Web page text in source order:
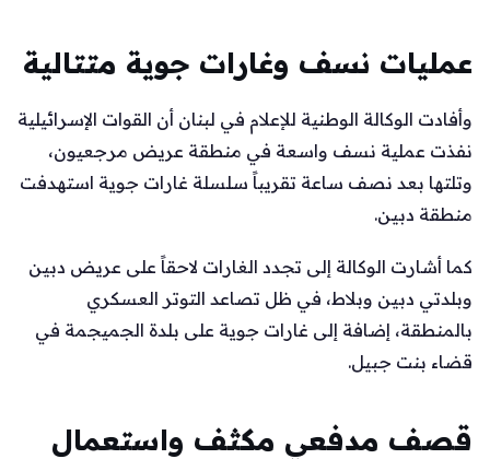
عمليات نسف وغارات جوية متتالية
وأفادت الوكالة الوطنية للإعلام في لبنان أن القوات الإسرائيلية
نفذت عملية نسف واسعة في منطقة عريض مرجعيون،
وتلتها بعد نصف ساعة تقريباً سلسلة غارات جوية استهدفت
منطقة دبين.
كما أشارت الوكالة إلى تجدد الغارات لاحقاً على عريض دبين
وبلدتي دبين وبلاط، في ظل تصاعد التوتر العسكري
بالمنطقة، إضافة إلى غارات جوية على بلدة الجميجمة في
قضاء بنت جبيل.
قصف مدفعي مكثف واستعمال